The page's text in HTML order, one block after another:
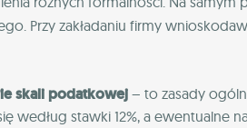
Przy zakładaniu firmy
skali podatkowej– to zasady
według stawki 12%, a ewentualne